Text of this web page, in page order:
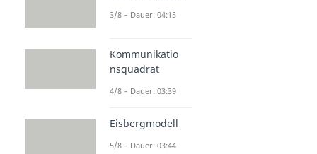
3/8 – Dauer: 04:15
Kommunikatio
nsquadrat
4/8 – Dauer: 03:39
Eisbergmodell
5/8 – Dauer: 03:44